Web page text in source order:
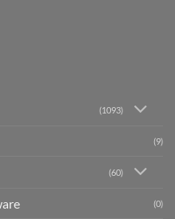
(1093)
(9)
(60)
(0)